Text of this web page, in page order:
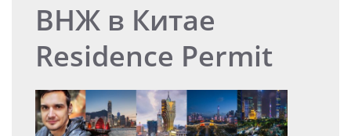
ВНЖ в Китае
Residence Permit